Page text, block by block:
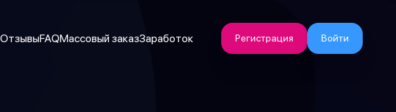
ОтзывыFAQМассовый заказЗаработок Регистрация Войти